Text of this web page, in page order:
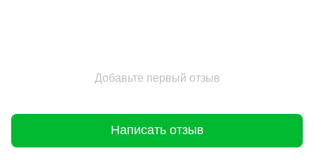
Добавьте первый отзыв
Написать отзыв